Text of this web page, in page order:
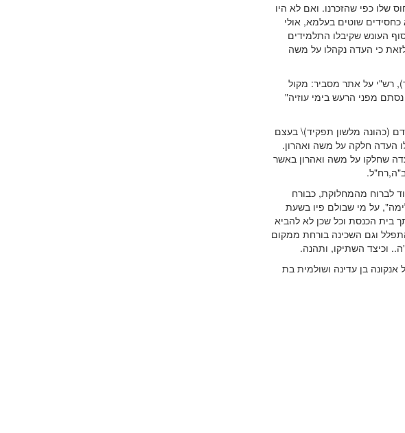
שלו כפי שהזכרנו. ואם לא היו
שוטים בעלמא, אולי
העונש שקיבלו התלמידים
כי העדה נקהלו על משה
רש"י על אתר מסביר: מקול
מפני הרעש בימי עוזיה"
(כהונה מלשון תפקיד)\ בעצם
העדה חלקה על משה ואהרון.
שחלקו על משה ואהרון באשר
לברוח מהמחלוקת, כבורח
על מי שבולם פיו בשעת
בית הכנסת וכל שכן לא להביא
וגם השכינה בורחת ממקום
וכיצד השתיקו, ותהנה.
בן עדינה ושולמית בת